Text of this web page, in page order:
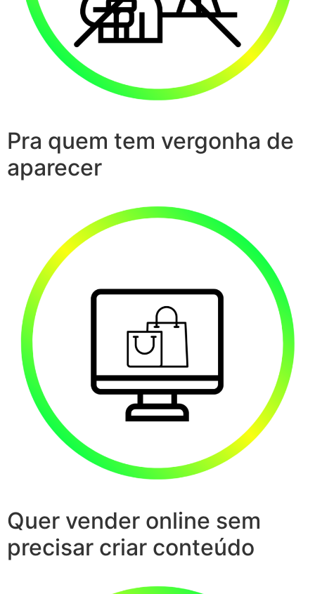
Pra quem tem vergonha de
aparecer
Quer vender online sem
precisar criar conteúdo